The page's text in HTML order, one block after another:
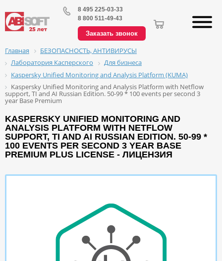
8 495 225-03-33
8 800 511-49-43
Заказать звонок
Главная
БЕЗОПАСНОСТЬ, АНТИВИРУСЫ
Лаборатория Касперского
Для бизнеса
Kaspersky Unified Monitoring and Analysis Platform (KUMA)
Kaspersky Unified Monitoring and Analysis Platform with Netflow
support, TI and AI Russian Edition. 50-99 * 100 events per second 3
year Base Premium
KASPERSKY UNIFIED MONITORING AND
ANALYSIS PLATFORM WITH NETFLOW
SUPPORT, TI AND AI RUSSIAN EDITION. 50-99 *
100 EVENTS PER SECOND 3 YEAR BASE
PREMIUM PLUS LICENSE - ЛИЦЕНЗИЯ